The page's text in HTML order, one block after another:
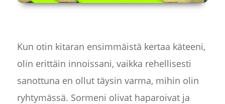
Kun otin kitaran ensimmäistä kertaa käteeni,
olin erittäin innoissani, vaikka rehellisesti
sanottuna en ollut täysin varma, mihin olin
ryhtymässä. Sormeni olivat haparoivat ja